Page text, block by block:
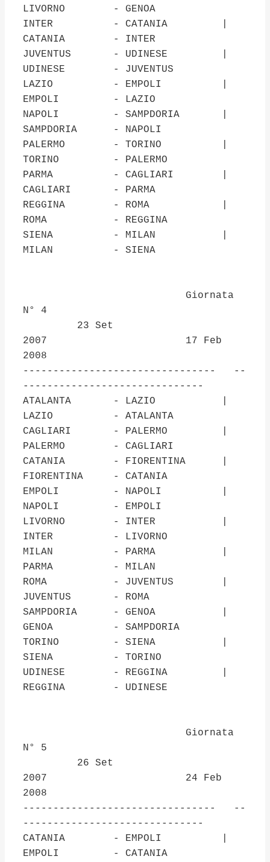
LIVORNO - GENOA
INTER - CATANIA |
CATANIA - INTER
JUVENTUS - UDINESE |
UDINESE - JUVENTUS
LAZIO - EMPOLI |
EMPOLI - LAZIO
NAPOLI - SAMPDORIA |
SAMPDORIA - NAPOLI
PALERMO - TORINO |
TORINO - PALERMO
PARMA - CAGLIARI |
CAGLIARI - PARMA
REGGINA - ROMA |
ROMA - REGGINA
SIENA - MILAN |
MILAN - SIENA
Giornata
N° 4
23 Set
2007 17 Feb
2008
-------------------------------- --
------------------------------
ATALANTA - LAZIO |
LAZIO - ATALANTA
CAGLIARI - PALERMO |
PALERMO - CAGLIARI
CATANIA - FIORENTINA |
FIORENTINA - CATANIA
EMPOLI - NAPOLI |
NAPOLI - EMPOLI
LIVORNO - INTER |
INTER - LIVORNO
MILAN - PARMA |
PARMA - MILAN
ROMA - JUVENTUS |
JUVENTUS - ROMA
SAMPDORIA - GENOA |
GENOA - SAMPDORIA
TORINO - SIENA |
SIENA - TORINO
UDINESE - REGGINA |
REGGINA - UDINESE
Giornata
N° 5
26 Set
2007 24 Feb
2008
-------------------------------- --
------------------------------
CATANIA - EMPOLI |
EMPOLI - CATANIA